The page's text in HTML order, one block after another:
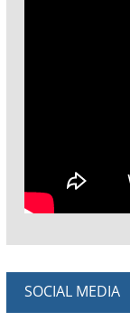
SOCIAL MEDIA